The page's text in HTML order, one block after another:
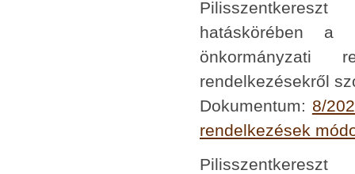
Pilisszentkereszt
hatáskörében a
önkormányzati
rendelkezésekről
Dokumentum: 8/
rendelkezések
Pilisszentkereszt